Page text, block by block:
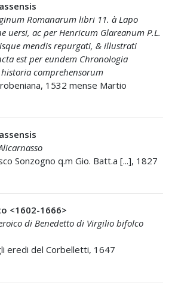
Romanarum libri 11. à Lapo
uersi, ac per Henricum Glareanum P.L.
mendis repurgati, & illustrati
est per eundem Chronologia
comprehensorum
1532 mense Martio
Sonzogno q.m Gio. Batt.a [...], 1827
<1602-1666>
di Benedetto di Virgilio bifolco
eredi del Corbelletti, 1647